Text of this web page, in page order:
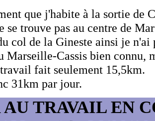
que j'habite à la sortie de
se trouve pas au centre de
col de la Gineste ainsi je n'ai
Marseille-Cassis bien connu,
fait seulement 15,5km.
31km par jour.
TRAVAIL EN